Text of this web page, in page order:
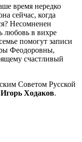
время нередко
сейчас, когда
Несомненен
любовь в вихре
помогут записи
Феодоровны,
счастливый
Советом Русской
Игорь Ходаков.